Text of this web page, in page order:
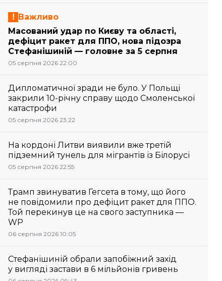
Важливо
Масований удар по Києву та області,
дефіцит ракет для ППО, нова підозра
Стефанішиній — головне за 5 серпня
05 серпня 2026 22:00
Дипломатичної зради не було. У Польщі
закрили 10-річну справу щодо Смоленської
катастрофи
05 серпня 2026 23:22
На кордоні Литви виявили вже третій
підземний тунель для мігрантів із Білорусі
05 серпня 2026 22:55
Трамп звинуватив Гегсета в тому, що його
не повідомили про дефіцит ракет для ППО.
Той перекинув це на свого заступника —
WP
06 серпня 2026 10:05
Стефанішиній обрали запобіжний захід
у вигляді застави в 6 мільйонів гривень